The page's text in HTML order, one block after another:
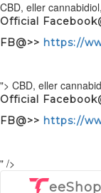
CBD, eller
Official
FB@>> https://
"> CBD, eller
Official
FB@>> https://
" />